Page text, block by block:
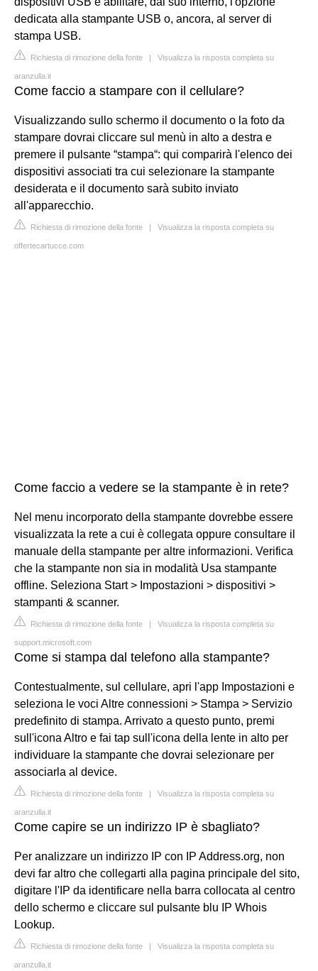
dedicata alla stampante USB o, ancora, al server di
stampa USB.
Richiesta di rimozione della fonte | Visualizza la risposta completa su
aranzulla.it
Come faccio a stampare con il cellulare?
Visualizzando sullo schermo il documento o la foto da
stampare dovrai cliccare sul menù in alto a destra e
premere il pulsante “stampa“: qui comparirà l'elenco dei
dispositivi associati tra cui selezionare la stampante
desiderata e il documento sarà subito inviato
all'apparecchio.
Richiesta di rimozione della fonte | Visualizza la risposta completa su
offertecartucce.com
Come faccio a vedere se la stampante è in rete?
Nel menu incorporato della stampante dovrebbe essere
visualizzata la rete a cui è collegata oppure consultare il
manuale della stampante per altre informazioni. Verifica
che la stampante non sia in modalità Usa stampante
offline. Seleziona Start > Impostazioni > dispositivi >
stampanti & scanner.
Richiesta di rimozione della fonte | Visualizza la risposta completa su
support.microsoft.com
Come si stampa dal telefono alla stampante?
Contestualmente, sul cellulare, apri l'app Impostazioni e
seleziona le voci Altre connessioni > Stampa > Servizio
predefinito di stampa. Arrivato a questo punto, premi
sull'icona Altro e fai tap sull'icona della lente in alto per
individuare la stampante che dovrai selezionare per
associarla al device.
Richiesta di rimozione della fonte | Visualizza la risposta completa su
aranzulla.it
Come capire se un indirizzo IP è sbagliato?
Per analizzare un indirizzo IP con IP Address.org, non
devi far altro che collegarti alla pagina principale del sito,
digitare l'IP da identificare nella barra collocata al centro
dello schermo e cliccare sul pulsante blu IP Whois
Lookup.
Richiesta di rimozione della fonte | Visualizza la risposta completa su
aranzulla.it